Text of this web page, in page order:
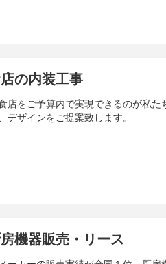
の内装工事
店をご予算内で実現できるのが私
デザインをご提案致します。
機器販売・リース